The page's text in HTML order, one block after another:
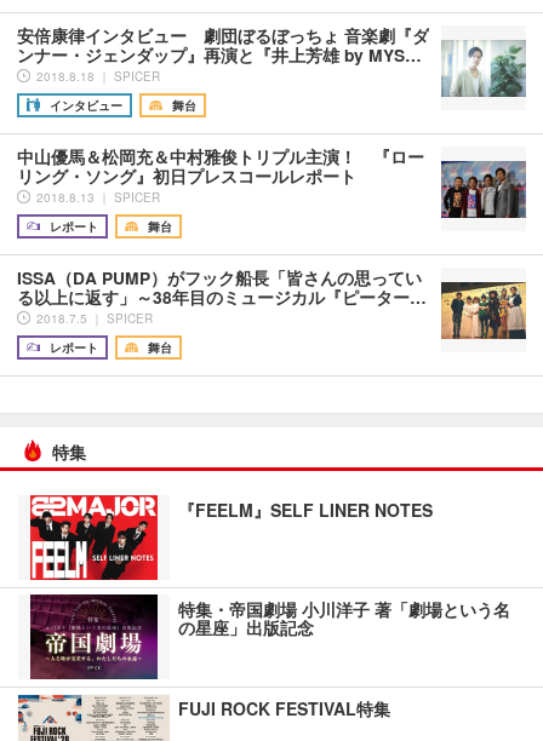
安倍康律インタビュー 劇団ぼるぼっちょ 音楽劇『ダ
ンナー・ジェンダップ』再演と『井上芳雄 by MYS…
2018.8.18 ｜ SPICER
インタビュー
舞台
中山優馬＆松岡充＆中村雅俊トリプル主演！ 『ロー
リング・ソング』初日プレスコールレポート
2018.8.13 ｜ SPICER
レポート
舞台
ISSA（DA PUMP）がフック船長「皆さんの思ってい
る以上に返す」～38年目のミュージカル『ピーター…
2018.7.5 ｜ SPICER
レポート
舞台
特集
『FEELM』SELF LINER NOTES
特集・帝国劇場 小川洋子 著「劇場という名
の星座」出版記念
FUJI ROCK FESTIVAL特集